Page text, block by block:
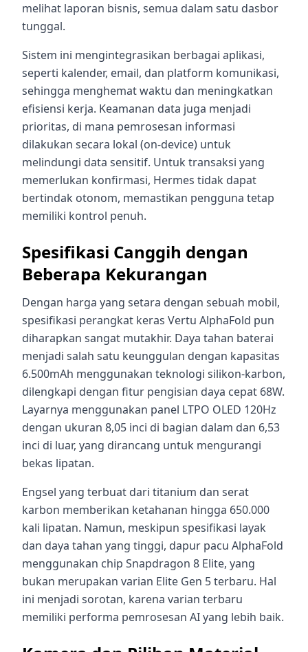
melihat laporan bisnis, semua dalam satu dasbor
tunggal.
Sistem ini mengintegrasikan berbagai aplikasi,
seperti kalender, email, dan platform komunikasi,
sehingga menghemat waktu dan meningkatkan
efisiensi kerja. Keamanan data juga menjadi
prioritas, di mana pemrosesan informasi
dilakukan secara lokal (on-device) untuk
melindungi data sensitif. Untuk transaksi yang
memerlukan konfirmasi, Hermes tidak dapat
bertindak otonom, memastikan pengguna tetap
memiliki kontrol penuh.
Spesifikasi Canggih dengan
Beberapa Kekurangan
Dengan harga yang setara dengan sebuah mobil,
spesifikasi perangkat keras Vertu AlphaFold pun
diharapkan sangat mutakhir. Daya tahan baterai
menjadi salah satu keunggulan dengan kapasitas
6.500mAh menggunakan teknologi silikon-karbon,
dilengkapi dengan fitur pengisian daya cepat 68W.
Layarnya menggunakan panel LTPO OLED 120Hz
dengan ukuran 8,05 inci di bagian dalam dan 6,53
inci di luar, yang dirancang untuk mengurangi
bekas lipatan.
Engsel yang terbuat dari titanium dan serat
karbon memberikan ketahanan hingga 650.000
kali lipatan. Namun, meskipun spesifikasi layak
dan daya tahan yang tinggi, dapur pacu AlphaFold
menggunakan chip Snapdragon 8 Elite, yang
bukan merupakan varian Elite Gen 5 terbaru. Hal
ini menjadi sorotan, karena varian terbaru
memiliki performa pemrosesan AI yang lebih baik.